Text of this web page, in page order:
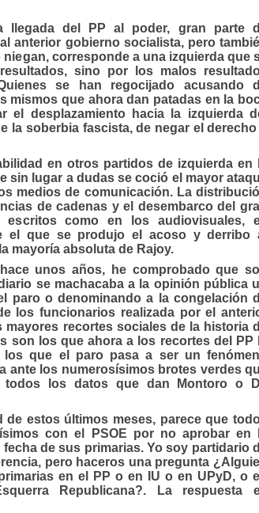
llegada del PP al poder, gran parte
anterior gobierno socialista, pero
corresponde a una izquierda que
sino por los malos
se han regocijado acusando
mismos que ahora dan patadas en la
el desplazamiento hacia la izquierda
la soberbia fascista, de negar el derecho
en otros partidos de izquierda en
sin lugar a dudas se coció el mayor
medios de comunicación. La
de cadenas y el desembarco del
como en los audiovisuales,
el que se produjo el acoso y derribo
mayoría absoluta de Rajoy.
unos años, he comprobado que
se machacaba a la opinión pública
paro o denominando a la congelación
los funcionarios realizada por el
recortes sociales de la historia
son los que ahora a los recortes del PP
que el paro pasa a ser un
ante los numerosísimos brotes verdes
todos los datos que dan Montoro o
estos últimos meses, parece que
con el PSOE por no aprobar en
de sus primarias. Yo soy partidario
pero haceros una pregunta
en el PP o en IU o en UPyD, o
Republicana?. La respuesta